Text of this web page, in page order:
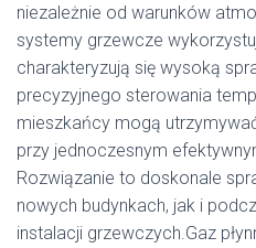
niezależnie od warunków
systemy grzewcze
charakteryzują się wysoką
precyzyjnego sterowania
mieszkańcy mogą
przy jednoczesnym
Rozwiązanie to doskonale
nowych budynkach, jak i
instalacji grzewczych.Gaz